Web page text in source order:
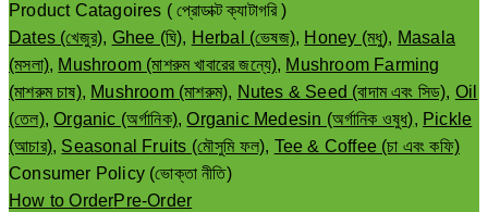
Product Catagoires ( প্রোডাক্ট ক্যাটাগরি )
Dates (খেজুর), Ghee (ঘি), Herbal (ভেষজ), Honey (মধু), Masala
(মসলা), Mushroom (মাশরুম খাবারের জন্যে), Mushroom Farming
(মাশরুম চাষ), Mushroom (মাশরুম), Nutes & Seed (বাদাম এবং সিড), Oil
(তেল),Organic (অর্গানিক),Organic Medesin (অর্গানিক ওষুধ), Pickle
(আচার), Seasonal Fruits (মৌসুমি ফল), Tee & Coffee (চা এবং কফি)
Consumer Policy (ভোক্তা নীতি)
How to OrderPre-Order